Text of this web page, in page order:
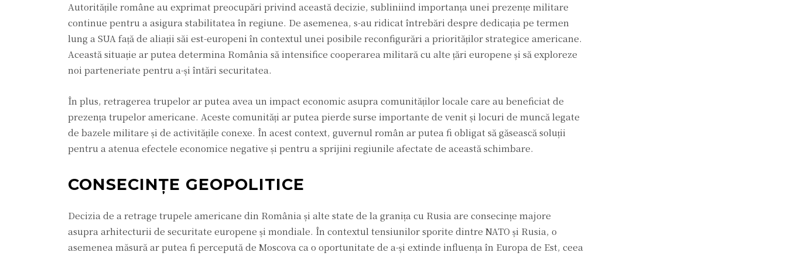
Autoritățile române au exprimat preocupări privind această decizie, subliniind importanța unei prezențe militare
continue pentru a asigura stabilitatea în regiune. De asemenea, s-au ridicat întrebări despre dedicația pe termen
lung a SUA față de aliații săi est-europeni în contextul unei posibile reconfigurări a priorităților strategice americane.
Această situație ar putea determina România să intensifice cooperarea militară cu alte țări europene și să exploreze
noi parteneriate pentru a-și întări securitatea.
În plus, retragerea trupelor ar putea avea un impact economic asupra comunităților locale care au beneficiat de
prezența trupelor americane. Aceste comunități ar putea pierde surse importante de venit și locuri de muncă legate
de bazele militare și de activitățile conexe. În acest context, guvernul român ar putea fi obligat să găsească soluții
pentru a atenua efectele economice negative și pentru a sprijini regiunile afectate de această schimbare.
CONSECINȚE GEOPOLITICE
Decizia de a retrage trupele americane din România și alte state de la granița cu Rusia are consecințe majore
asupra arhitecturii de securitate europene și mondiale. În contextul tensiunilor sporite dintre NATO și Rusia, o
asemenea măsură ar putea fi percepută de Moscova ca o oportunitate de a-și extinde influența în Europa de Est, ceea